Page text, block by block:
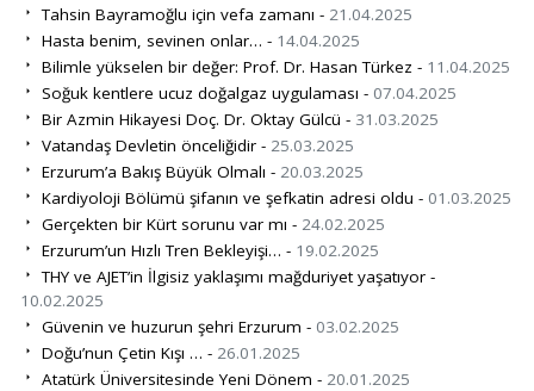
Tahsin Bayramoğlu için vefa zamanı - 21.04.2025
Hasta benim, sevinen onlar… - 14.04.2025
Bilimle yükselen bir değer: Prof. Dr. Hasan Türkez - 11.04.2025
Soğuk kentlere ucuz doğalgaz uygulaması - 07.04.2025
Bir Azmin Hikayesi Doç. Dr. Oktay Gülcü - 31.03.2025
Vatandaş Devletin önceliğidir - 25.03.2025
Erzurum’a Bakış Büyük Olmalı - 20.03.2025
Kardiyoloji Bölümü şifanın ve şefkatin adresi oldu - 01.03.2025
Gerçekten bir Kürt sorunu var mı - 24.02.2025
Erzurum’un Hızlı Tren Bekleyişi… - 19.02.2025
THY ve AJET’in İlgisiz yaklaşımı mağduriyet yaşatıyor -
10.02.2025
Güvenin ve huzurun şehri Erzurum - 03.02.2025
Doğu’nun Çetin Kışı … - 26.01.2025
Atatürk Üniversitesinde Yeni Dönem - 20.01.2025